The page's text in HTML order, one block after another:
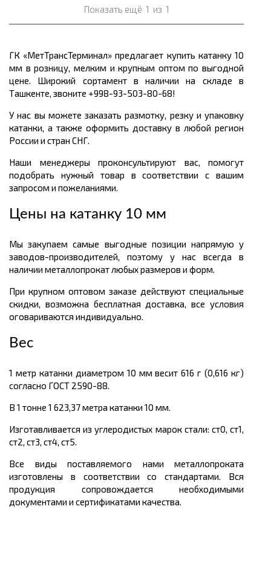
Показать ещё 1 из 1
ГК «МетТрансТерминал» предлагает купить катанку 10
мм в розницу, мелким и крупным оптом по выгодной
цене. Широкий сортамент в наличии на складе в
Ташкенте, звоните +998-93-503-80-68!
У нас вы можете заказать размотку, резку и упаковку
катанки, а также оформить доставку в любой регион
России и стран СНГ.
Наши менеджеры проконсультируют вас, помогут
подобрать нужный товар в соответствии с вашим
запросом и пожеланиями.
Цены на катанку 10 мм
Мы закупаем самые выгодные позиции напрямую у
заводов-производителей, поэтому у нас всегда в
наличии металлопрокат любых размеров и форм.
При крупном оптовом заказе действуют специальные
скидки, возможна бесплатная доставка, все условия
оговариваются индивидуально.
Вес
1 метр катанки диаметром 10 мм весит 616 г (0,616 кг)
согласно ГОСТ 2590-88.
В 1 тонне 1 623,37 метра катанки 10 мм.
Изготавливается из углеродистых марок стали: ст0, ст1,
ст2, ст3, ст4, ст5.
Все виды поставляемого нами металлопроката
изготовлены в соответствии со стандартами. Вся
продукция сопровождается необходимыми
документами и сертификатами качества.